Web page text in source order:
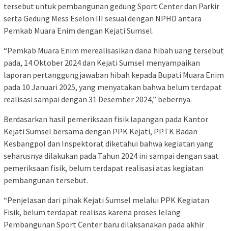
tersebut untuk pembangunan gedung Sport Center dan Parkir
serta Gedung Mess Eselon III sesuai dengan NPHD antara
Pemkab Muara Enim dengan Kejati Sumsel.
“Pemkab Muara Enim merealisasikan dana hibah uang tersebut
pada, 14 Oktober 2024 dan Kejati Sumsel menyampaikan
laporan pertanggungjawaban hibah kepada Bupati Muara Enim
pada 10 Januari 2025, yang menyatakan bahwa belum terdapat
realisasi sampai dengan 31 Desember 2024,” bebernya.
Berdasarkan hasil pemeriksaan fisik lapangan pada Kantor
Kejati Sumsel bersama dengan PPK Kejati, PPTK Badan
Kesbangpol dan Inspektorat diketahui bahwa kegiatan yang
seharusnya dilakukan pada Tahun 2024 ini sampai dengan saat
pemeriksaan fisik, belum terdapat realisasi atas kegiatan
pembangunan tersebut.
“Penjelasan dari pihak Kejati Sumsel melalui PPK Kegiatan
Fisik, belum terdapat realisas karena proses lelang
Pembangunan Sport Center baru dilaksanakan pada akhir